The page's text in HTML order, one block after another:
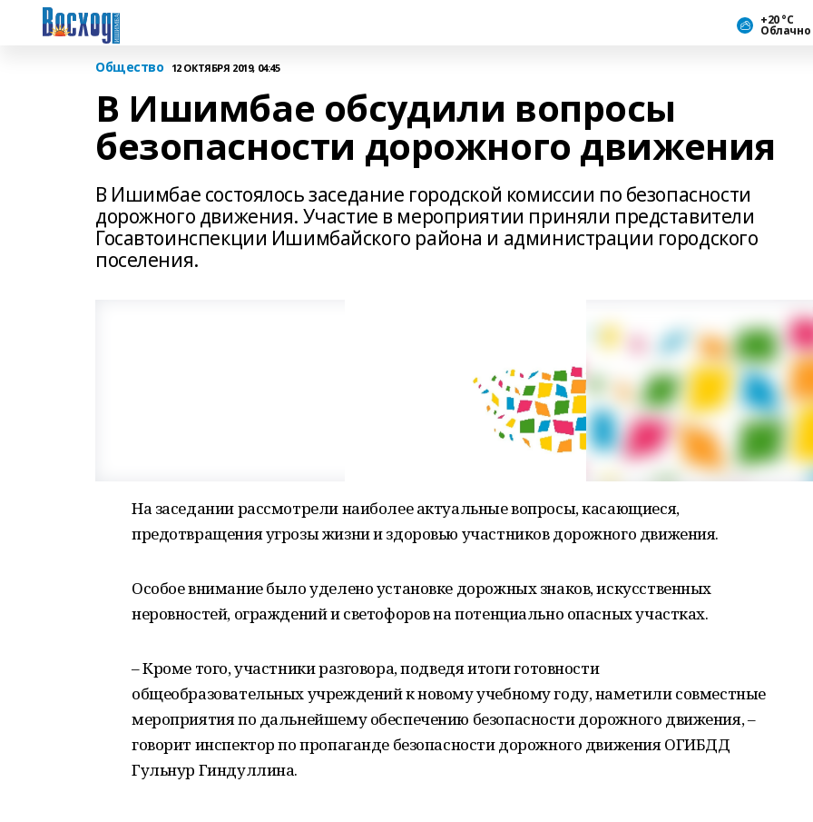
+20 °С
Облачно
Общество 12 ОКТЯБРЯ 2019, 04:45
В Ишимбае обсудили вопросы
безопасности дорожного движения
В Ишимбае состоялось заседание городской комиссии по безопасности
дорожного движения. Участие в мероприятии приняли представители
Госавтоинспекции Ишимбайского района и администрации городского
поселения.
На заседании рассмотрели наиболее актуальные вопросы, касающиеся,
предотвращения угрозы жизни и здоровью участников дорожного движения.
Особое внимание было уделено установке дорожных знаков, искусственных
неровностей, ограждений и светофоров на потенциально опасных участках.
– Кроме того, участники разговора, подведя итоги готовности
общеобразовательных учреждений к новому учебному году, наметили совместные
мероприятия по дальнейшему обеспечению безопасности дорожного движения, –
говорит инспектор по пропаганде безопасности дорожного движения ОГИБДД
Гульнур Гиндуллина.